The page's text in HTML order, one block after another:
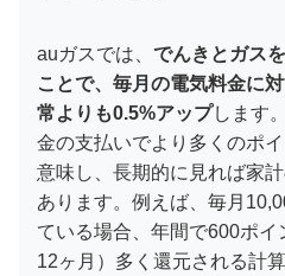
auガスでは、 でんきとガス
ことで、毎月の電気料金に
常よりも0.5%アップします
金の支払いでより多くのポ
意味し、長期的に見れば家
あります。例えば、毎月
ている場合、年間で600ポイ
12ヶ月）多く還元される計